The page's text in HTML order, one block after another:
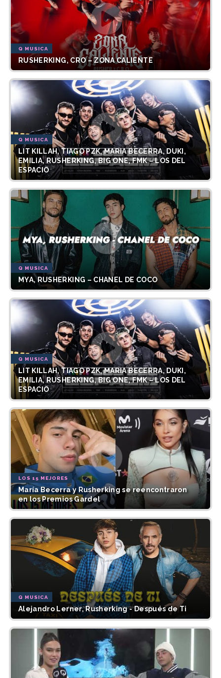
Q MUSICA
RUSHERKING, CRO – ZONA CALIENTE
Q MUSICA
LIT KILLAH, TIAGO PZK, MARIA BECERRA, DUKI,
EMILIA, RUSHERKING, BIG ONE, FMK – LOS DEL
ESPACIO
Q MUSICA
MYA, RUSHERKING – CHANEL DE COCO
Q MUSICA
LIT KILLAH, TIAGO PZK, MARIA BECERRA, DUKI,
EMILIA, RUSHERKING, BIG ONE, FMK – LOS DEL
ESPACIO
LOS 15 MEJORES
María Becerra y Rusherking se reencontraron
en los Premios Gardel
Q MUSICA
Alejandro Lerner, Rusherking - Después de Ti